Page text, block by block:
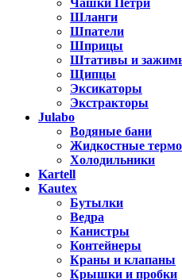
Чашки Петри
Шланги
Шпатели
Шприцы
Штативы и
Щипцы
Эксикаторы
Экстракторы
Julabo
Водяные бани
Жидкостные
Холодильники
Kartell
Kautex
Бутылки
Ведра
Канистры
Контейнеры
Краны и клапаны
Крышки и пробки